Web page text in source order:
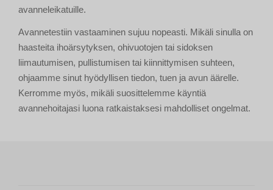
avanneleikatuille.
Avannetestiin vastaaminen sujuu nopeasti. Mikäli sinulla on
haasteita ihoärsytyksen, ohivuotojen tai sidoksen
liimautumisen, pullistumisen tai kiinnittymisen suhteen,
ohjaamme sinut hyödyllisen tiedon, tuen ja avun äärelle.
Kerromme myös, mikäli suosittelemme käyntiä
avannehoitajasi luona ratkaistaksesi mahdolliset ongelmat.